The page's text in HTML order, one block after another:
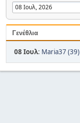
Γενέθλια
08 Ιουλ: Maria37 (39)